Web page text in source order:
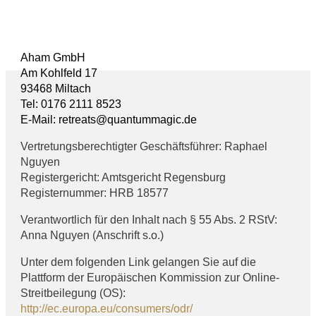
Aham GmbH
Am Kohlfeld 17
93468 Miltach
Tel: 0176 2111 8523
E-Mail: retreats@quantummagic.de
Vertretungsberechtigter Geschäftsführer: Raphael
Nguyen
Registergericht: Amtsgericht Regensburg
Registernummer: HRB 18577
Verantwortlich für den Inhalt nach § 55 Abs. 2 RStV:
Anna Nguyen (Anschrift s.o.)
Unter dem folgenden Link gelangen Sie auf die
Plattform der Europäischen Kommission zur Online-
Streitbeilegung (OS):
http://ec.europa.eu/consumers/odr/